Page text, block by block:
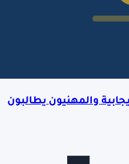
والمهنيون يطالبون